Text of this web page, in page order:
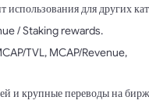
использования для других
/ Staking rewards.
TVL, MCAP/Revenue,
и крупные переводы на